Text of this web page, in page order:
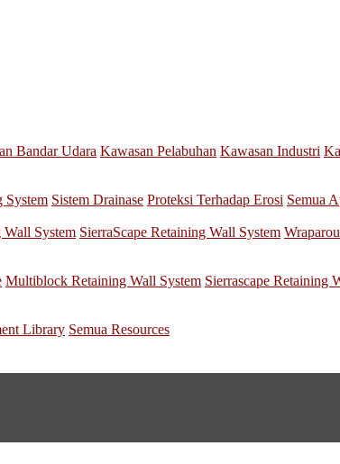
Bandar Udara Kawasan Pelabuhan Kawasan Industri
System Sistem Drainase Proteksi Terhadap Erosi Semua
System SierraScape Retaining Wall System
Multiblock Retaining Wall System Sierrascape Retaining
Library Semua Resources